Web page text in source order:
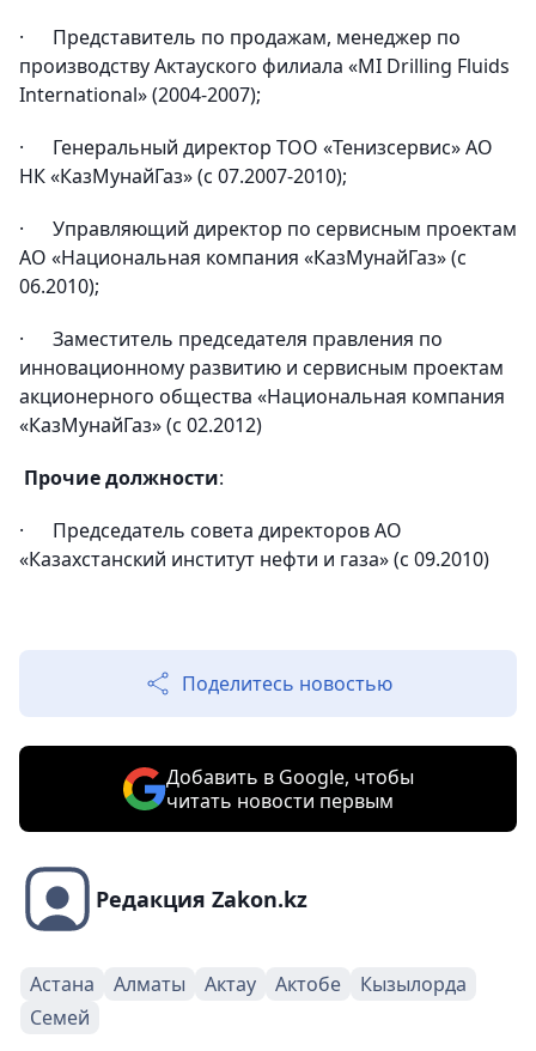
· Представитель по продажам, менеджер по
производству Актауского филиала «MI Drilling Fluids
International» (2004-2007);
· Генеральный директор ТОО «Тенизсервис» АО
НК «КазМунайГаз» (с 07.2007-2010);
· Управляющий директор по сервисным проектам
АО «Национальная компания «КазМунайГаз» (с
06.2010);
· Заместитель председателя правления по
инновационному развитию и сервисным проектам
акционерного общества «Национальная компания
«КазМунайГаз» (с 02.2012)
Прочие должности:
· Председатель совета директоров АО
«Казахстанский институт нефти и газа» (с 09.2010)
Поделитесь новостью
Добавить в Google, чтобы
читать новости первым
Редакция Zakon.kz
Астана Алматы Актау Актобе
Кызылорда
Семей